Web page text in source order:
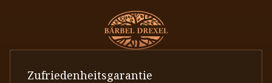
Zufriedenheitsgarantie